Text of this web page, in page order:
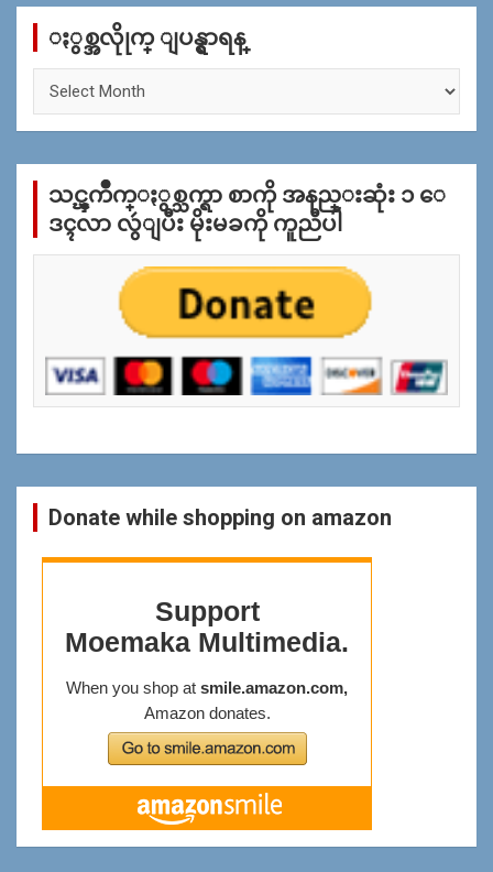
c
ႏွစ္အလိုုက္ ျပန္ရွာရန္
က္
န္
သင္ၾကိဳက္ႏွစ္သက္ရာ စာကို အနည္းဆုံး ၁ ေ
ဒၚလာ လွဴျပီး မိုးမခကို ကူညီပါ
Donate while shopping on amazon